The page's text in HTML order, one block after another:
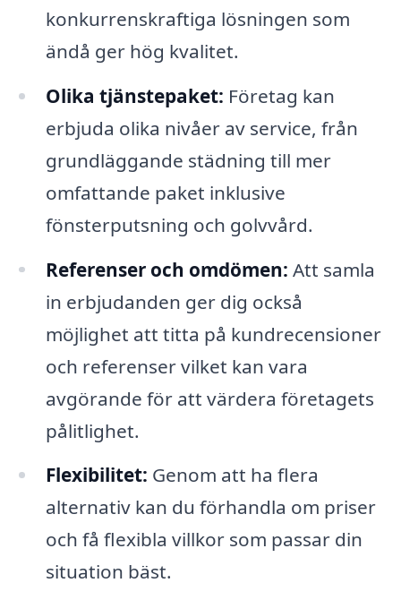
konkurrenskraftiga lösningen som
ändå ger hög kvalitet.
Olika tjänstepaket: Företag kan
erbjuda olika nivåer av service, från
grundläggande städning till mer
omfattande paket inklusive
fönsterputsning och golvvård.
Referenser och omdömen: Att samla
in erbjudanden ger dig också
möjlighet att titta på kundrecensioner
och referenser vilket kan vara
avgörande för att värdera företagets
pålitlighet.
Flexibilitet: Genom att ha flera
alternativ kan du förhandla om priser
och få flexibla villkor som passar din
situation bäst.